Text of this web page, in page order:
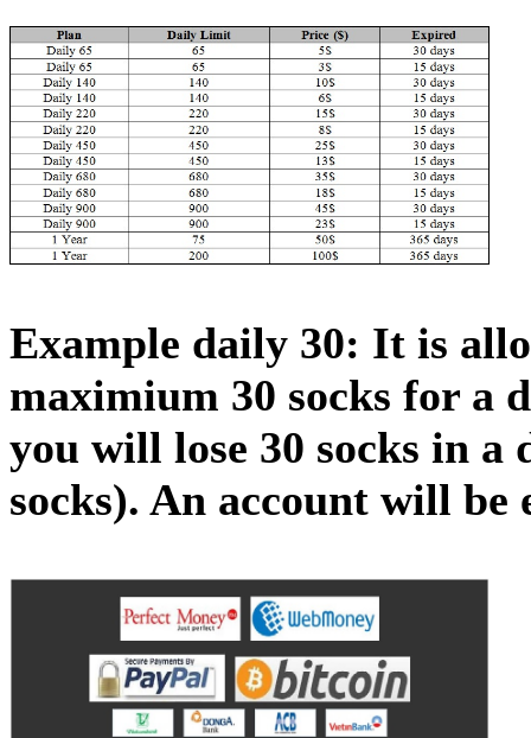
Example daily 30: It is
maximium 30 socks for a
you will lose 30 socks in a
socks). An account will be